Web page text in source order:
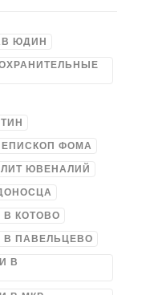
ЮДИН
ЕПИСКОП ФОМА
ЮВЕНАЛИЙ
В КОТОВО
В ПАВЕЛЬЦЕВО
В